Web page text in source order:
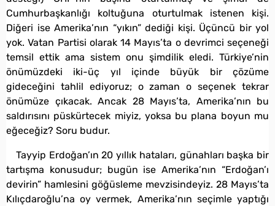
Cumhurbaşkanlığı koltuğuna oturtulmak istenen kişi.
Diğeri ise Amerika’nın “yıkın” dediği kişi. Üçüncü bir yol
yok. Vatan Partisi olarak 14 Mayıs’ta o devrimci seçeneği
temsil ettik ama sistem onu şimdilik eledi. Türkiye’nin
önümüzdeki iki-üç yıl içinde büyük bir çözüme
gideceğini tahlil ediyoruz; o zaman o seçenek tekrar
önümüze çıkacak. Ancak 28 Mayıs’ta, Amerika’nın bu
saldırısını püskürtecek miyiz, yoksa bu plana boyun mu
eğeceğiz? Soru budur.
Tayyip Erdoğan’ın 20 yıllık hataları, günahları başka bir
tartışma konusudur; bugün ise Amerika’nın “Erdoğan’ı
devirin” hamlesini göğüsleme mevzisindeyiz. 28 Mayıs’ta
Kılıçdaroğlu’na oy vermek, Amerika’nın seçimle yaptığı